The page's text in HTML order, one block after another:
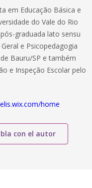
em Educação Básica e
do Vale do Rio
graduada lato sensu
e Psicopedagogia
Bauru/SP e também
e Inspeção Escolar pelo
home
con el autor